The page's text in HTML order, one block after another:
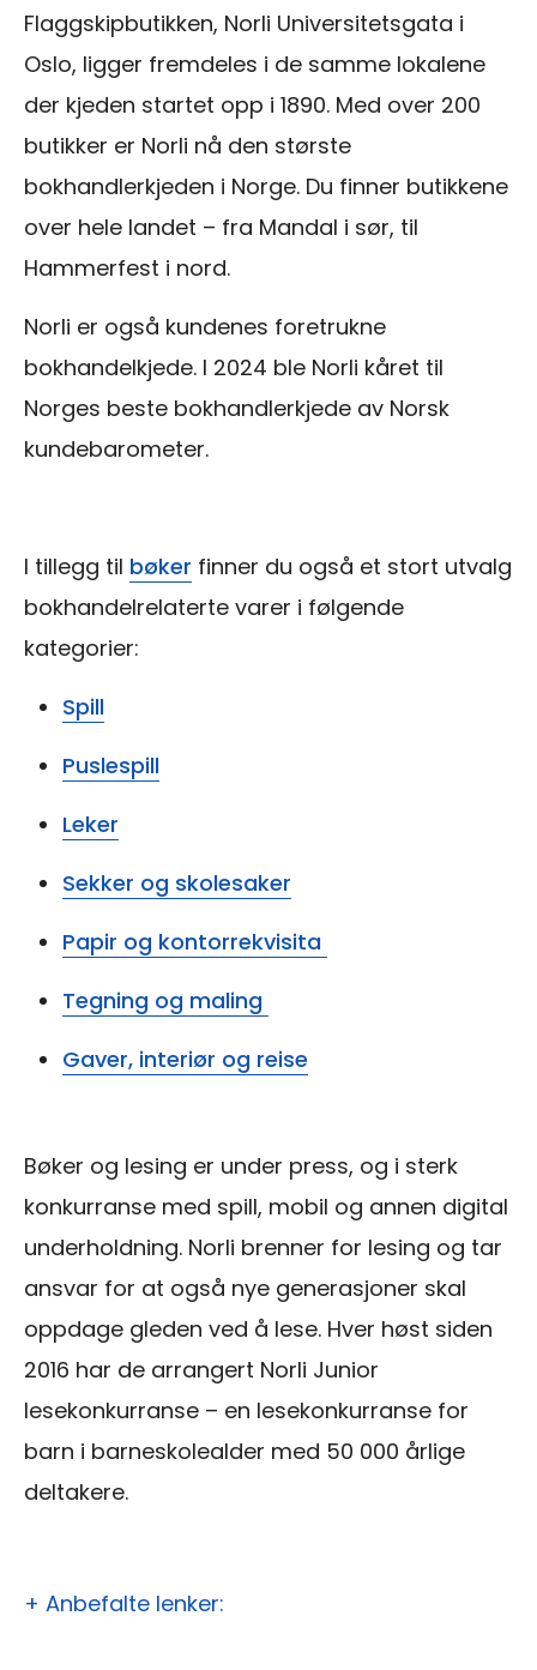
Flaggskipbutikken, Norli Universitetsgata i
Oslo, ligger fremdeles i de samme lokalene
der kjeden startet opp i 1890. Med over 200
butikker er Norli nå den største
bokhandlerkjeden i Norge. Du finner butikkene
over hele landet – fra Mandal i sør, til
Hammerfest i nord.
Norli er også kundenes foretrukne
bokhandelkjede. I 2024 ble Norli kåret til
Norges beste bokhandlerkjede av Norsk
kunde­barometer.
I tillegg til bøker finner du også et stort utvalg
bokhandelrelaterte varer i følgende
kategorier:
Spill
Puslespill
Leker
Sekker og skolesaker
Papir og kontorrekvisita
Tegning og maling
Gaver, interiør og reise
Bøker og lesing er under press, og i sterk
konkurranse med spill, mobil og annen digital
underholdning. Norli brenner for lesing og tar
ansvar for at også nye generasjoner skal
oppdage gleden ved å lese. Hver høst siden
2016 har de arrangert Norli Junior
lesekonkurranse – en lesekonkurranse for
barn i barneskolealder med 50 000 årlige
deltakere.
+ Anbefalte lenker: